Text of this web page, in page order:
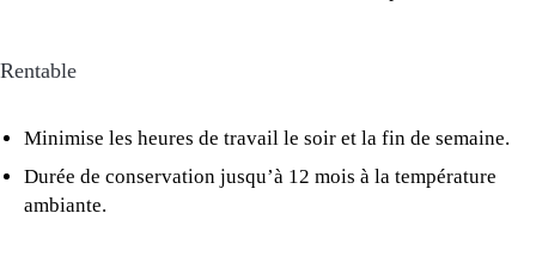
Rentable
Minimise les heures de travail le soir et la fin de semaine.
Durée de conservation jusqu’à 12 mois à la température
ambiante.